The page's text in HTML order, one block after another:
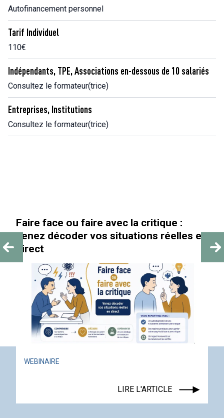
Autofinancement personnel
Tarif Individuel
110€
Indépendants, TPE, Associations en-dessous de 10 salariés
Consultez le formateur(trice)
Entreprises, Institutions
Consultez le formateur(trice)
Faire face ou faire avec la critique :
venez décoder vos situations réelles en
direct
WEBINAIRE
LIRE L'ARTICLE